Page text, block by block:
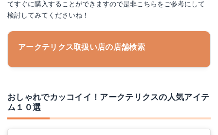
てすぐに購入することができますので是非こちらをご参考にして
検討してみてくださいね！
アークテリクス取扱い店の店舗検索
おしゃれでカッコイイ！アークテリクスの人気アイテ
ム１０選